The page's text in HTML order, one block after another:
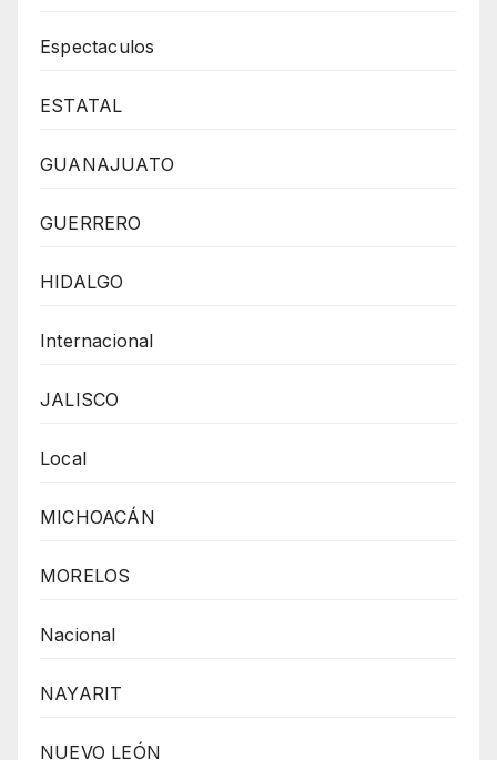
Espectaculos
ESTATAL
GUANAJUATO
GUERRERO
HIDALGO
Internacional
JALISCO
Local
MICHOACÁN
MORELOS
Nacional
NAYARIT
NUEVO LEÓN